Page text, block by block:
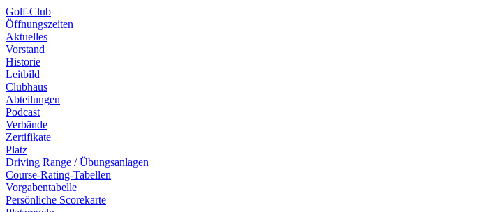
Golf-Club
Öffnungszeiten
Aktuelles
Vorstand
Historie
Leitbild
Clubhaus
Abteilungen
Podcast
Verbände
Zertifikate
Platz
Driving Range / Übungsanlagen
Course-Rating-Tabellen
Vorgabentabelle
Persönliche Scorekarte